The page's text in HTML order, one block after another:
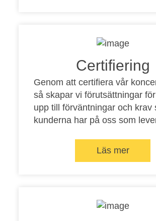
Certifiering
Genom att certifiera vår
så skapar vi förutsättningar
upp till förväntningar och krav
kunderna har på oss som
Läs mer